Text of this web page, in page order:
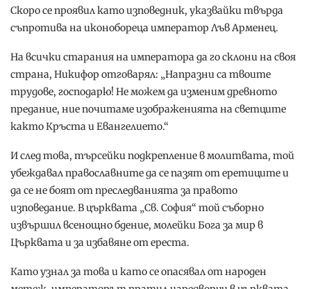
Скоро се проявил като изповедник, указвайки твърда
съпротива на иконобореца император Лъв Арменец.
На всички старания на императора да го склони на своя
страна, Никифор отговарял: „Напразни са твоите
трудове, господарю! Не можем да изменим древното
предание, ние почитаме изображенията на светците
както Кръста и Евангелието.“
И след това, търсейки подкрепление в молитвата, той
убеждавал православните да се пазят от еретиците и
да се не боят от преследванията за правото
изповедание. В църквата „Св. София“ той съборно
извършил всенощно бдение, молейки Бога за мир в
Църквата и за избавяне от ереста.
Като узнал за това и като се опасявал от народен